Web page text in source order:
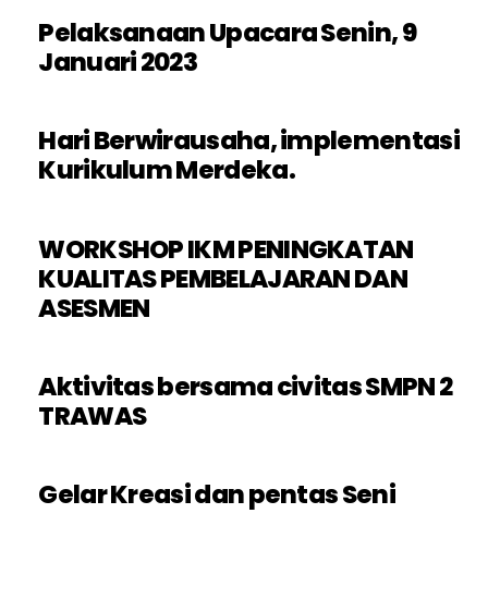
Pelaksanaan Upacara Senin, 9
Januari 2023
Hari Berwirausaha, implementasi
Kurikulum Merdeka.
WORKSHOP IKM PENINGKATAN
KUALITAS PEMBELAJARAN DAN
ASESMEN
Aktivitas bersama civitas SMPN 2
TRAWAS
Gelar Kreasi dan pentas Seni